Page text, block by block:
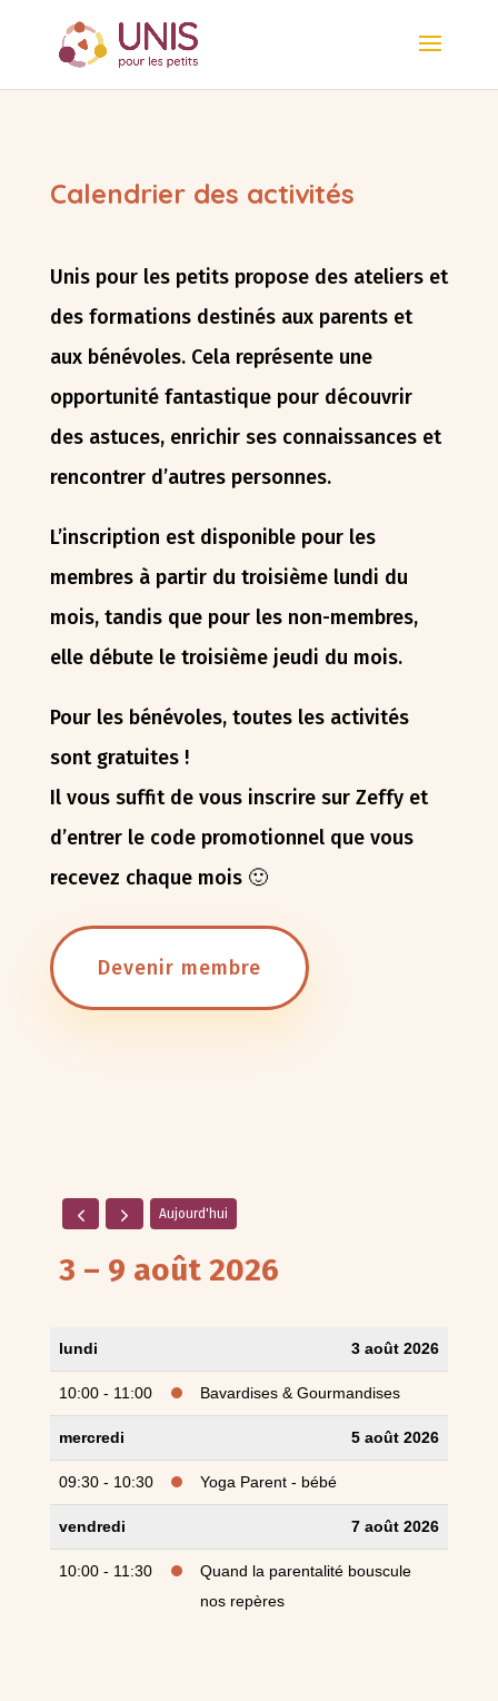
Calendrier des activités
Unis pour les petits propose des ateliers et
des formations destinés aux parents et
aux bénévoles. Cela représente une
opportunité fantastique pour découvrir
des astuces, enrichir ses connaissances et
rencontrer d’autres personnes.
L’inscription est disponible pour les
membres à partir du troisième lundi du
mois, tandis que pour les non-membres,
elle débute le troisième jeudi du mois.
Pour les bénévoles, toutes les activités
sont gratuites !
Il vous suffit de vous inscrire sur Zeffy et
d’entrer le code promotionnel que vous
recevez chaque mois 🙂
Devenir membre
Aujourd'hui
3 – 9 août 2026
lundi 3 août 2026
10:00 - 11:00 Bavardises & Gourmandises
mercredi 5 août 2026
09:30 - 10:30 Yoga Parent - bébé
vendredi 7 août 2026
10:00 - 11:30
Quand la parentalité bouscule
nos repères